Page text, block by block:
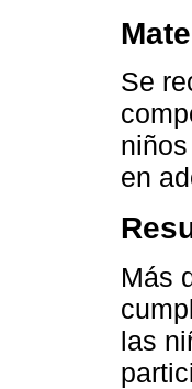
Se
en
Más
las